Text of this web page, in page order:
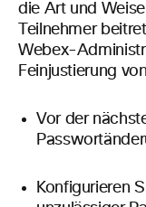
die Art und
Teilnehmer
Webex-
Feinjustierung
Vor der
Konfigurieren